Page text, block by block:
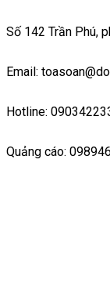
Số 142 Trần Phú,
Email:
Hotline:
Quảng cáo: